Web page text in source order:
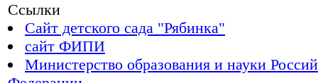
Ссылки
Сайт детского сада "Рябинка"
сайт ФИПИ
Министерство образования и науки